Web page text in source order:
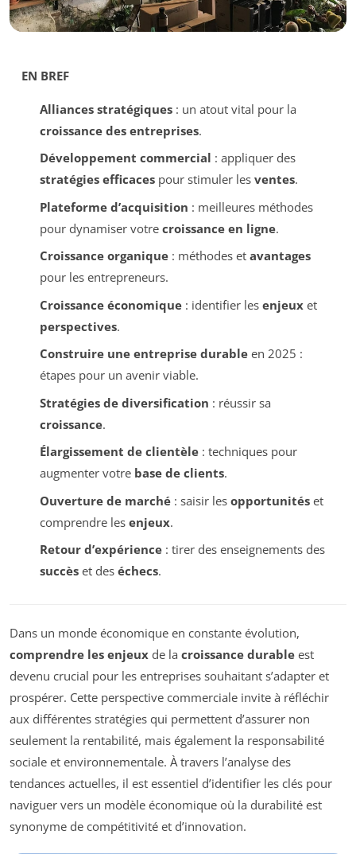
EN BREF
Alliances stratégiques: un atout vital pour la
croissance des entreprises.
Développement commercial : appliquer des
stratégies efficacespour stimuler les ventes.
Plateforme d’acquisition : meilleures méthodes
pour dynamiser votre croissance en ligne.
Croissance organique: méthodes et avantages
pour les entrepreneurs.
Croissance économique: identifier les enjeuxet
perspectives.
Construire une entreprise durableen 2025 :
étapes pour un avenir viable.
Stratégies de diversification : réussir sa
croissance.
Élargissement de clientèle: techniques pour
augmenter votre base de clients.
Ouverture de marché: saisir les opportunitéset
comprendre les enjeux.
Retour d’expérience: tirer des enseignements des
succèset des échecs.
Dans un monde économique en constante évolution,
comprendre les enjeux de la croissance durable est
devenu crucial pour les entreprises souhaitant s’adapter et
prospérer. Cette perspective commerciale invite à réfléchir
aux différentes stratégies qui permettent d’assurer non
seulement la rentabilité, mais également la responsabilité
sociale et environnementale. À travers l’analyse des
tendances actuelles, il est essentiel d’identifier les clés pour
naviguer vers un modèle économique où la durabilité est
synonyme de compétitivité et d’innovation.